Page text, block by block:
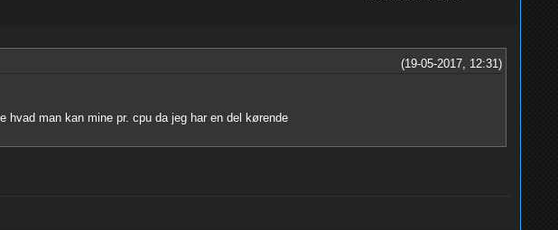
(19-05-2017, 12:31)
man kan mine pr. cpu da jeg har en del kørende